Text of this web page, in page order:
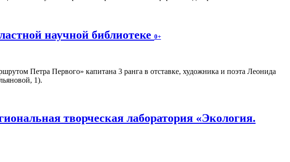
научной библиотеке 0+
Петра Первого» капитана 3 ранга в отставке, художника и поэта Леонида
1).
творческая лаборатория «Экология.